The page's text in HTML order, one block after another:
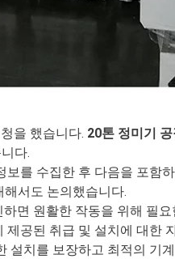
을 했습니다. 20톤 정미기 공
다.
보를 수집한 후 다음을 포함
서도 논의했습니다.
면 원활한 작동을 위해 필
제공된 취급 및 설치에 대한
설치를 보장하고 최적의 기